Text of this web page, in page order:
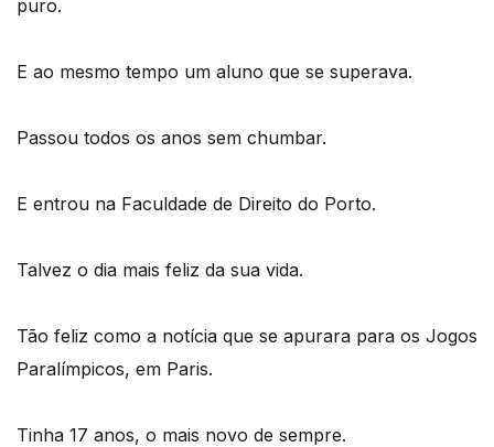
puro.
E ao mesmo tempo um aluno que se superava.
Passou todos os anos sem chumbar.
E entrou na Faculdade de Direito do Porto.
Talvez o dia mais feliz da sua vida.
Tão feliz como a notícia que se apurara para os Jogos
Paralímpicos, em Paris.
Tinha 17 anos, o mais novo de sempre.